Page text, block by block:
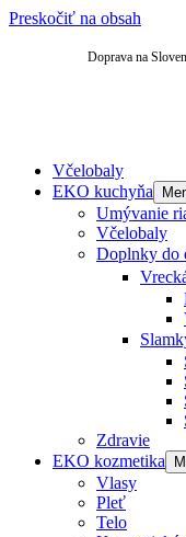
Preskočiť na obsah
Doprava na
Včelobaly
EKO kuchyňa
Umývanie
Včelobaly
Doplnky do
Zdravie
EKO kozmetika
Vlasy
Pleť
Telo